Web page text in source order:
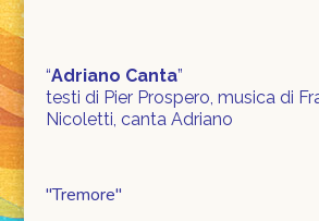
“Adriano Canta”
testi di Pier Prospero, musica di
Nicoletti, canta Adriano
"Tremore"